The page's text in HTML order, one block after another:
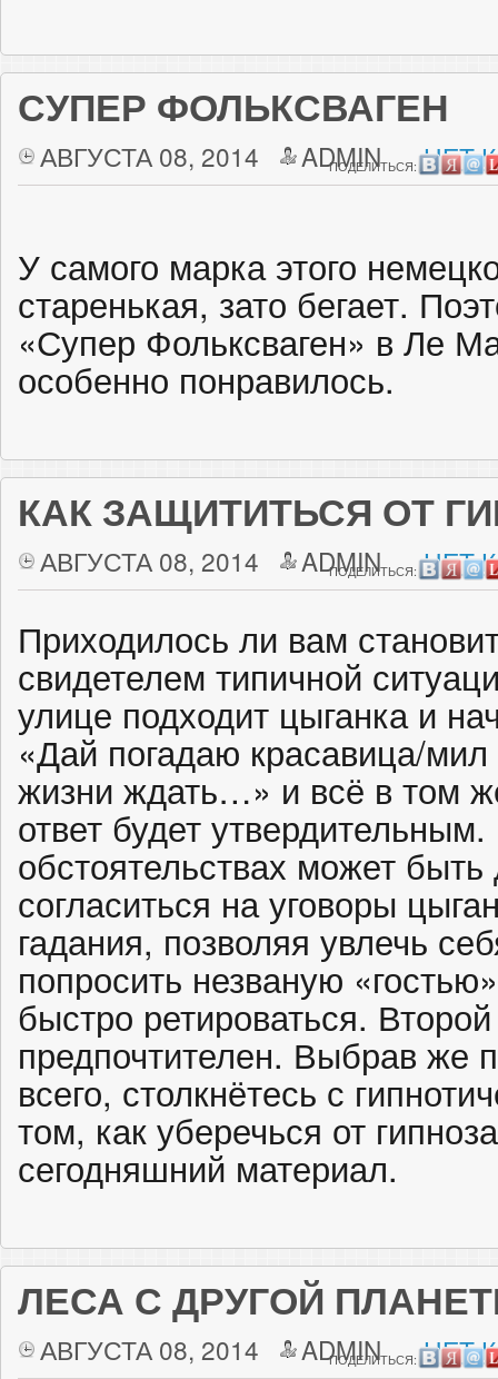
СУПЕР ФОЛЬКСВАГЕН
АВГУСТА 08, 2014 ADMIN НЕТ
ПОДЕЛИТЬСЯ:
У самого марка этого
старенькая, зато бегает.
«Супер Фольксваген» в Ле
особенно понравилось.
КАК ЗАЩИТИТЬСЯ ОТ
АВГУСТА 08, 2014 ADMIN НЕТ
ПОДЕЛИТЬСЯ:
Приходилось ли вам
свидетелем типичной
улице подходит цыганка и
«Дай погадаю красавица/мил
жизни ждать…» и всё в том
ответ будет
обстоятельствах может
согласиться на уговоры
гадания, позволяя увлечь
попросить незваную
быстро ретироваться.
предпочтителен. Выбрав же
всего, столкнётесь с
том, как уберечься от
сегодняшний материал.
ЛЕСА С ДРУГОЙ
АВГУСТА 08, 2014 ADMIN НЕТ
ПОДЕЛИТЬСЯ: